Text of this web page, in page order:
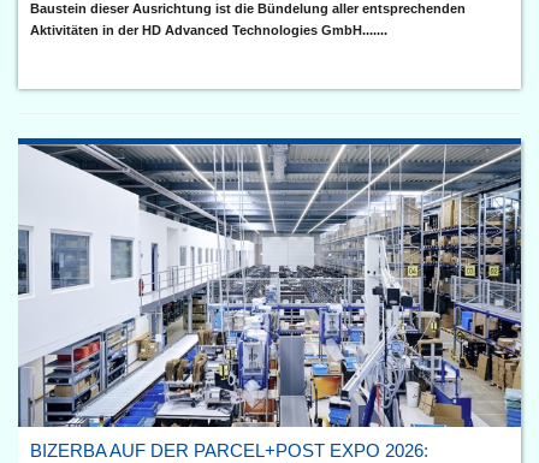
Baustein dieser Ausrichtung ist die Bündelung aller entsprechenden
Aktivitäten in der HD Advanced Technologies GmbH.......
BIZERBA AUF DER PARCEL+POST EXPO 2026: